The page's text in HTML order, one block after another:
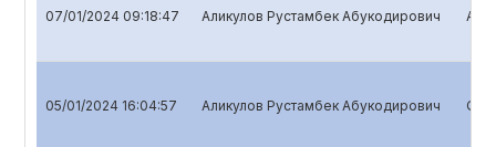
07/01/2024 09:18:47 Аликулов Рустамбек Абукодирович
05/01/2024 16:04:57 Аликулов Рустамбек Абукодирович